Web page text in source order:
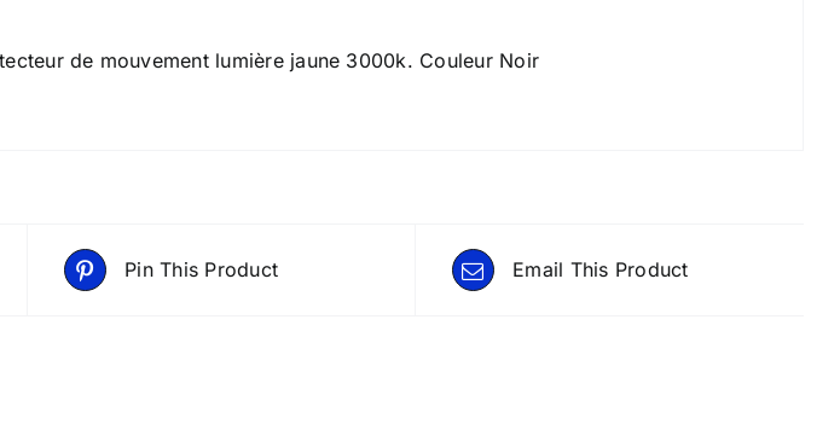
de mouvement lumière jaune 3000k. Couleur Noir
Pin This Product Email This Product